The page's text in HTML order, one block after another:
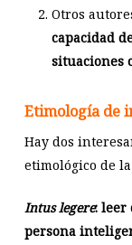
Otros
capacidad
situaciones
Etimología de
Hay dos
etimológico de
Intus legere: leer
persona